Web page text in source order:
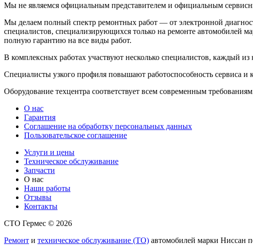
Мы не являемся официальным представителем и официальным
Мы делаем полный спектр ремонтных работ — от электронной
специалистов, специализирующихся только на ремонте автомобилей
полную гарантию на все виды работ.
В комплексных работах участвуют несколько специалистов, каждый из
Специалисты узкого профиля повышают работоспособность сервиса и
Оборудование техцентра соответствует всем современным
О нас
Гарантия
Соглашение на обработку персональных данных
Пользовательское соглашение
Услуги и цены
Техническое обслуживание
Запчасти
О нас
Наши работы
Отзывы
Контакты
СТО Гермес © 2026
Ремонт и техническое обслуживание (ТО) автомобилей марки Ниссан